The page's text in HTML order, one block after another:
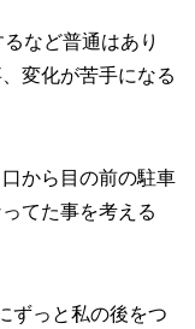
など普通はあり
変化が苦手になる
から目の前の駐車
てた事を考える
ずっと私の後をつ